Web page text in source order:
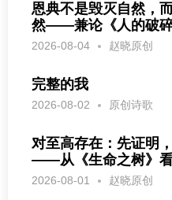
恩典不是毁灭自然，
然——兼论《人的破
2026-08-04 赵晓原创
完整的我
2026-08-02 原创诗歌
对至高存在：先证明
——从《生命之树》
2026-08-01 赵晓原创